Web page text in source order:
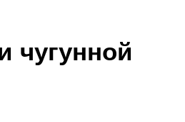
чугунной